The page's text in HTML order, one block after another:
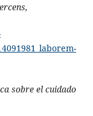
sobre el cuidado